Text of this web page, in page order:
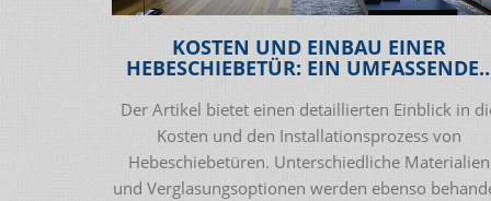
KOSTEN UND EINBAU EINER
HEBESCHIEBETÜR: EIN UMFASSENDER
Der Artikel bietet einen detaillierten Einblick in
Kosten und den Installationsprozess von
Hebeschiebetüren. Unterschiedliche Materialien
und Verglasungsoptionen werden ebenso